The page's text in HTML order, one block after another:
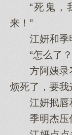
“死鬼，
来！”
江妍和季明
“怎么了？”
方阿姨录着
烦死了，要我
江妍抿唇和
季明杰压低